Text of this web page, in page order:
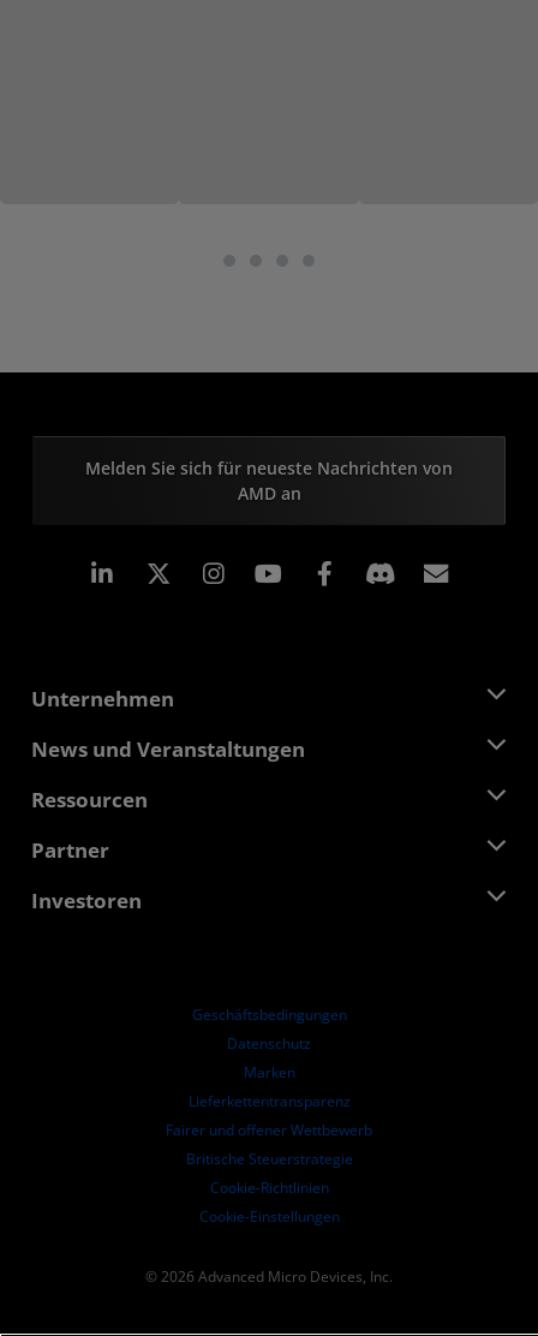
Melden Sie sich für neueste Nachrichten von
AMD an
LinkedIn Instagram Facebook
Unternehmen
Über AMD
Verantwortung
Kontakt
News und Veranstaltungen
Pressebereich
Mediathek
Ressourcen
Developer Central
Fallstudien
Partner
AMD Partner Hub
Investoren
Unternehmensvorstand
Führungs-Dokumentation
Geschäftsbedingungen​
Datenschutz
Marken
Lieferkettentransparenz
Fairer und offener Wettbewerb
Britische Steuerstrategie
Cookie-Richtlinien
Cookie-Einstellungen
© 2026 Advanced Micro Devices, Inc.